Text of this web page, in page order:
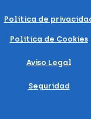
Política de
Política de Cookies
Aviso Legal
Seguridad